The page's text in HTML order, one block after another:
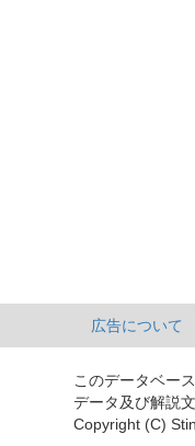
広告について
このデータベー
データ及び解説
Copyright (C)